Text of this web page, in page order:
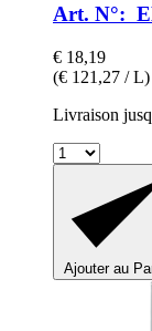
Art. N°:
€ 18,19
(€ 121,27 / L)
Livraison
Ajouter au